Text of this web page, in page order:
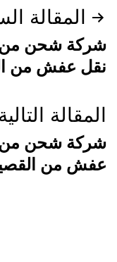
تصفّح
المقالات
المقالة
شركة شحن من
نقل عفش من
المقالة التالية
شركة شحن من
عفش من